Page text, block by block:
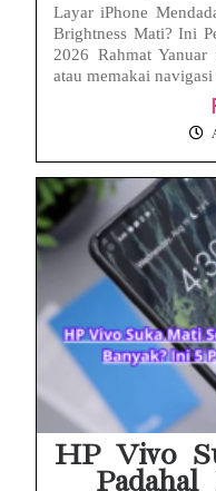
Layar iPhone
Brightness Mati? Ini
2026 Rahmat
atau memakai
HP Vivo